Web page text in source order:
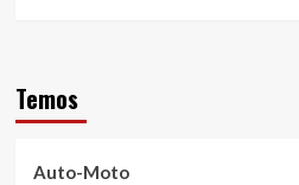
Temos
Auto-Moto